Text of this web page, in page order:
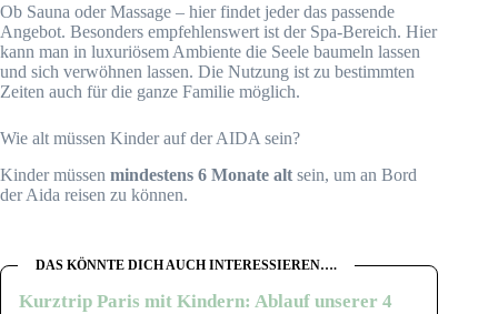
Ob Sauna oder Massage – hier findet jeder das passende
Angebot. Besonders empfehlenswert ist der Spa-Bereich. Hier
kann man in luxuriösem Ambiente die Seele baumeln lassen
und sich verwöhnen lassen. Die Nutzung ist zu bestimmten
Zeiten auch für die ganze Familie möglich.
Wie alt müssen Kinder auf der AIDA sein?
Kinder müssen mindestens 6 Monate alt sein, um an Bord
der Aida reisen zu können.
DAS KÖNNTE DICH AUCH INTERESSIEREN….
Kurztrip Paris mit Kindern: Ablauf unserer 4